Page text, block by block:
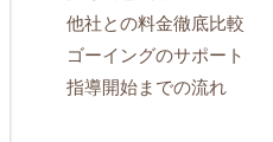
他社との料金徹底比較
ゴーイングのサポート
指導開始までの流れ